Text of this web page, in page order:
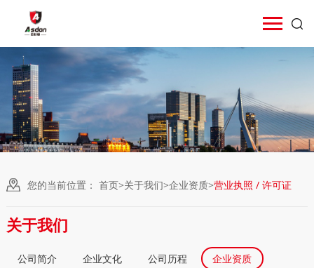
您的当前位置： 首页>关于我们>企业资质>营业执照 / 许可证
关于我们
公司简介 企业文化 公司历程
企业资质